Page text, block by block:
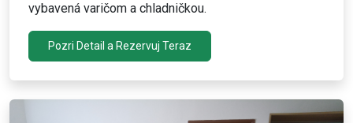
vybavená varičom a chladničkou.
Pozri Detail a Rezervuj Teraz